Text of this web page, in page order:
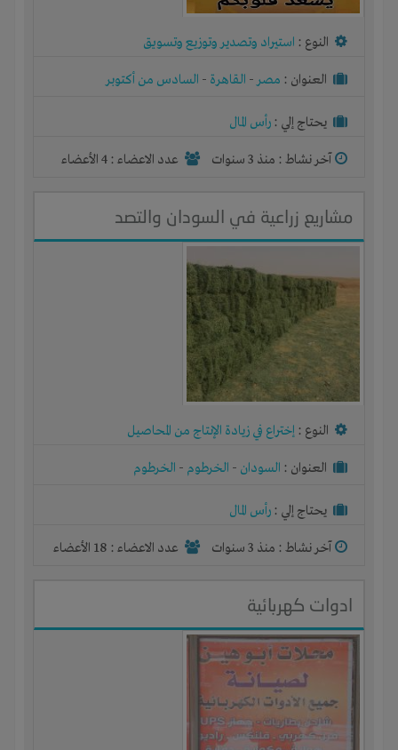
النوع : استيراد وتصدير وتوزيع وتسويق
العنوان : مصر- القاهرة - السادس من أكتوبر
يحتاج إلي : رأس المال
آخر نشاط : منذ 3 سنوات عدد الاعضاء : 4 الأعضاء
مشاريع زراعية في السودان والتصد
النوع : إختراع في زيادة الإنتاج من المحاصيل
العنوان : السودان - الخرطوم - الخرطوم
يحتاج إلي : رأس المال
آخر نشاط : منذ 3 سنوات عدد الاعضاء : 18 الأعضاء
ادوات كهربائية